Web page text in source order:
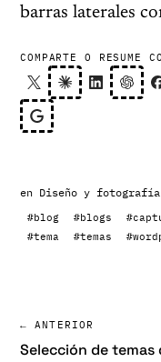
barras laterales
COMPARTE O RESUME
en Diseño y fotografía
#blog #blogs
#tema
#temas
← ANTERIOR
Selección de temas